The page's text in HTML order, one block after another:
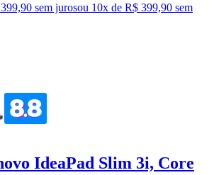
sem jurosou 10x de R$ 399,90 sem
IdeaPad Slim 3i, Core